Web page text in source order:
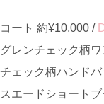
コート 約¥10,000 /
グレンチェック柄
チェック柄ハンド
スエードショート